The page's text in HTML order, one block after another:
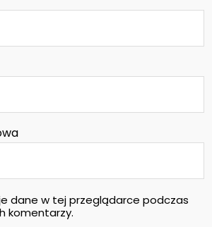
dane w tej przeglądarce podczas
komentarzy.